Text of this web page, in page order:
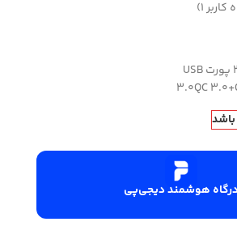
کاربر1
)
درگاه هوشمند دیجی‌پی